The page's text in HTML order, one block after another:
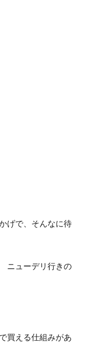
げで、そんなに待
ニューデリ行きの
買える仕組みがあ